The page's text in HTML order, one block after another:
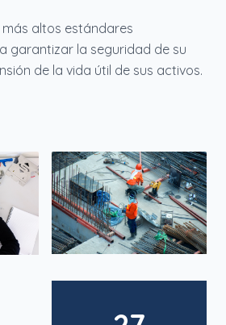
altos estándares
garantizar la seguridad de su
de la vida útil de sus activos.